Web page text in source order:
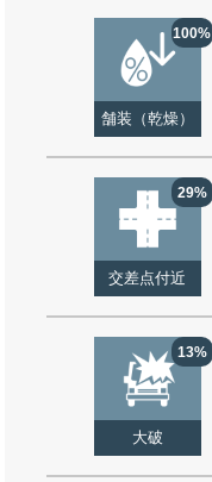
100%
舗装（乾燥）
29%
交差点付近
13%
大破